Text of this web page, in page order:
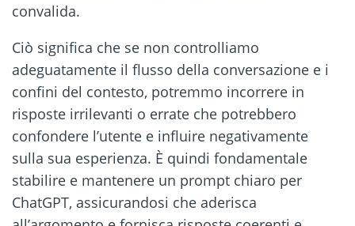
convalida.
Ciò significa che se non controlliamo
adeguatamente il flusso della conversazione e i
confini del contesto, potremmo incorrere in
risposte irrilevanti o errate che potrebbero
confondere l’utente e influire negativamente
sulla sua esperienza. È quindi fondamentale
stabilire e mantenere un prompt chiaro per
ChatGPT, assicurandosi che aderisca